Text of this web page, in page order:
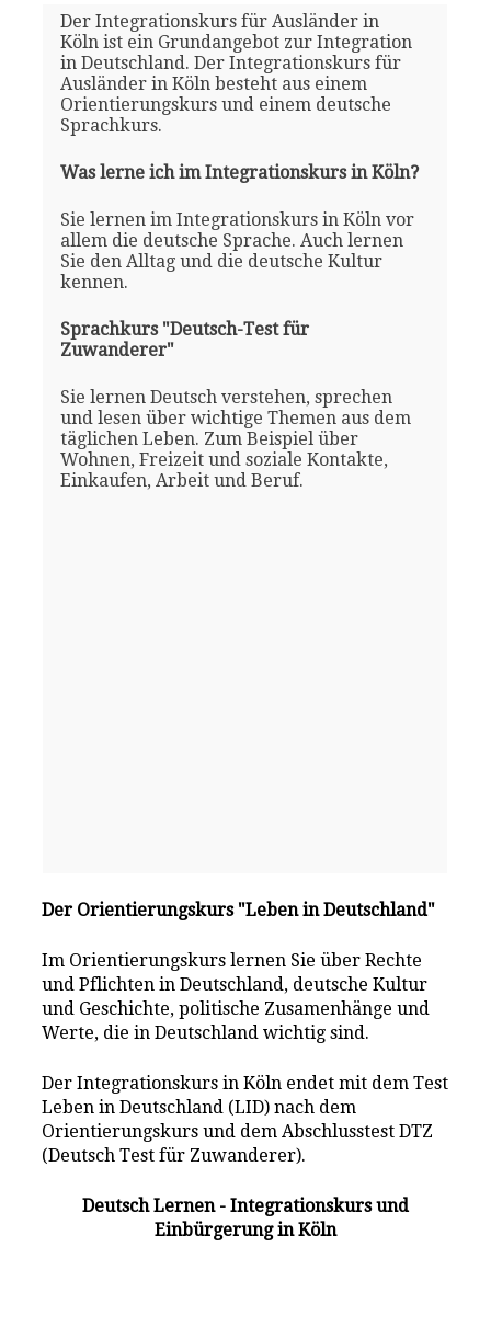
Der Integrationskurs für Ausländer in
Köln ist ein Grundangebot zur Integration
in Deutschland. Der Integrationskurs für
Ausländer in Köln besteht aus einem
Orientierungskurs und einem deutsche
Sprachkurs.
Was lerne ich im Integrationskurs in Köln?
Sie lernen im Integrationskurs in Köln vor
allem die deutsche Sprache. Auch lernen
Sie den Alltag und die deutsche Kultur
kennen.
Sprachkurs "Deutsch-Test für
Zuwanderer"
Sie lernen Deutsch verstehen, sprechen
und lesen über wichtige Themen aus dem
täglichen Leben. Zum Beispiel über
Wohnen, Freizeit und soziale Kontakte,
Einkaufen, Arbeit und Beruf.
Der Orientierungskurs "Leben in Deutschland"
Im Orientierungskurs lernen Sie über Rechte
und Pflichten in Deutschland, deutsche Kultur
und Geschichte, politische Zusamenhänge und
Werte, die in Deutschland wichtig sind.
Der Integrationskurs in Köln endet mit dem Test
Leben in Deutschland (LID) nach dem
Orientierungskurs und dem Abschlusstest DTZ
(Deutsch Test für Zuwanderer).
Deutsch Lernen - Integrationskurs und
Einbürgerung in Köln